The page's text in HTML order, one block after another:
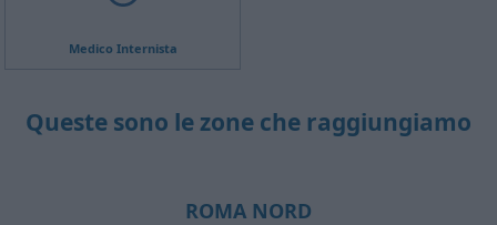
Medico Internista
Queste sono le zone che raggiungiamo
ROMA NORD